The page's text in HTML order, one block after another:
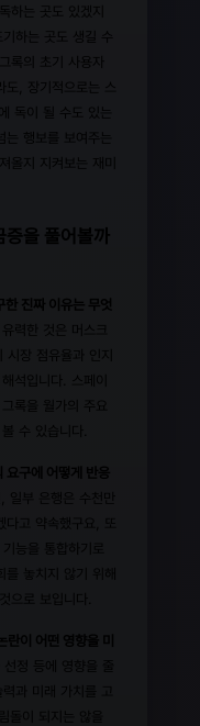
하는 곳도 있겠지
하는 곳도 생길 수
록의 초기 사용자
도, 장기적으로는 스
독이 될 수도 있는
행보를 보여주는
올지 지켜보는 재미
증을 풀어볼까
진짜 이유는 무엇
력한 것은 머스크
장 점유율과 인지
석입니다. 스페이
록을 월가의 주요
수 있습니다.
요구에 어떻게 반응
일부 은행은 수천만
고 약속했구요, 또
능을 통합하기로
놓치지 않기 위해
으로 보입니다.
이 어떤 영향을 미
정 등에 영향을 줄
과 미래 가치를 고
이 되지는 않을